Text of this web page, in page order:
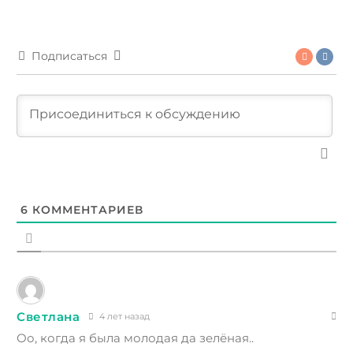
Подписаться
6 КОММЕНТАРИЕВ
Светлана 4 лет назад
Оо, когда я была молодая да зелёная..